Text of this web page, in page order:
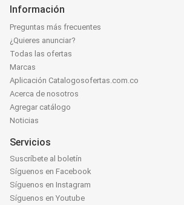
Información
Preguntas más frecuentes
¿Quieres anunciar?
Todas las ofertas
Marcas
Aplicación Catalogosofertas.com.co
Acerca de nosotros
Agregar catálogo
Noticias
Servicios
Suscríbete al boletín
Síguenos en Facebook
Síguenos en Instagram
Síguenos en Youtube